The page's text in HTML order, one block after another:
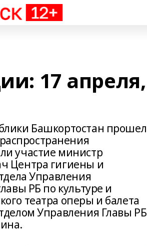
17 апреля,
Башкортостан прошел
участие министр
Центра гигиены и
Управления
РБ по культуре и
театра оперы и балета
Управления Главы РБ